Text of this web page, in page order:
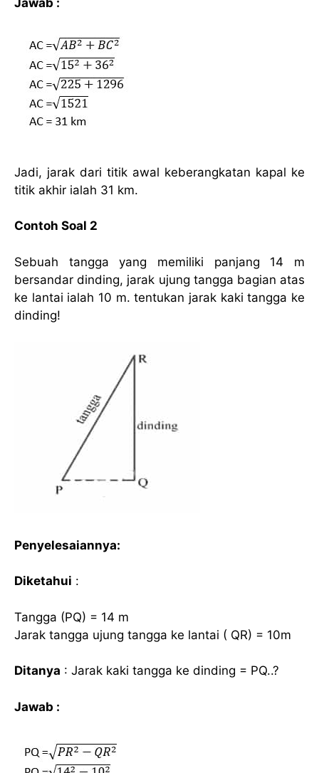
Jadi, jarak dari titik awal keberangkatan kapal ke
titik akhir ialah 31 km.
Contoh Soal 2
Sebuah tangga yang memiliki panjang 14 m
bersandar dinding, jarak ujung tangga bagian atas
ke lantai ialah 10 m. tentukan jarak kaki tangga ke
dinding!
Penyelesaiannya:
Diketahui :
Tangga (PQ) = 14 m
Jarak tangga ujung tangga ke lantai ( QR) = 10m
Ditanya : Jarak kaki tangga ke dinding = PQ..?
Jawab :